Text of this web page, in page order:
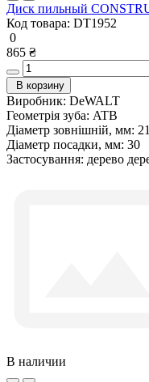
Диск пильный
Код товара: DT1952
0
865 ₴
В корзину
Виробник: DeWALT
Геометрія зуба: ATB
Діаметр зовнішній, мм:
Діаметр посадки, мм: 30
Застосування: дерево
В наличии